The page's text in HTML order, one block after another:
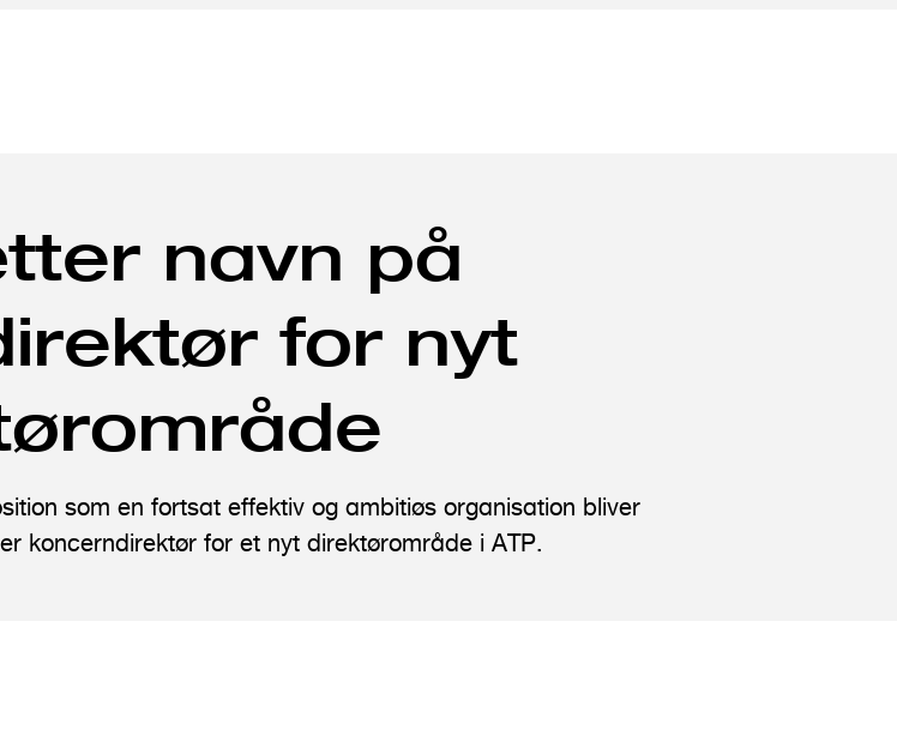
navn på
for nyt
som en fortsat effektiv og ambitiøs organisation bliver
koncerndirektør for et nyt direktørområde i ATP.